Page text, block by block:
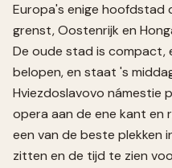
Europa's enige hoofdstad
grenst, Oostenrijk en
De oude stad is compact,
belopen, en staat 's
Hviezdoslavovo námestie
opera aan de ene kant en
een van de beste plekken
zitten en de tijd te zien